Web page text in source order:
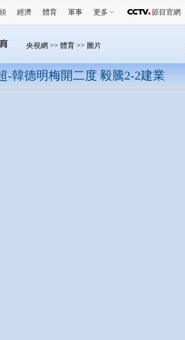
經濟 體育 軍事 更多 節目官網
央視網 >> 體育 >> 圖片
-韓德明梅開二度 毅騰2-2建業